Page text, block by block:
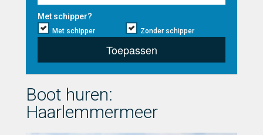
Met schipper?
Met schipper Zonder schipper
Toepassen
Boot huren:
Haarlemmermeer